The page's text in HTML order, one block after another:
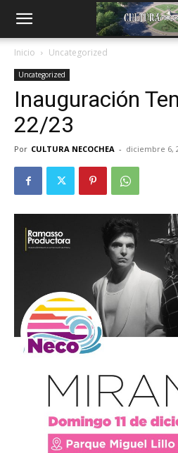
Inicio Uncategorized
Uncategorized
Inauguración
22/23
Por CULTURA NECOCHEA - diciembre 6,